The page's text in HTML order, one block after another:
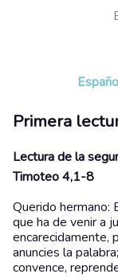
Primera
Lectura de la
Timoteo 4,1-8
Querido hermano:
que ha de venir a
encarecidamente,
anuncies la
convence,